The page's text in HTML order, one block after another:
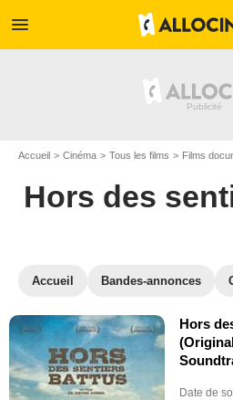
menu
Accueil Cinéma Tous les films Films
Hors des
Accueil Bandes-annonces
Hors
Date de